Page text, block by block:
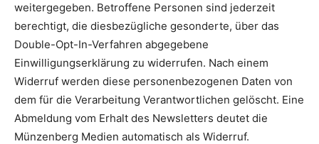
weitergegeben. Betroffene Personen sind jederzeit
berechtigt, die diesbezügliche gesonderte, über das
Double-Opt-In-Verfahren abgegebene
Einwilligungserklärung zu widerrufen. Nach einem
Widerruf werden diese personenbezogenen Daten von
dem für die Verarbeitung Verantwortlichen gelöscht. Eine
Abmeldung vom Erhalt des Newsletters deutet die
Münzenberg Medien automatisch als Widerruf.